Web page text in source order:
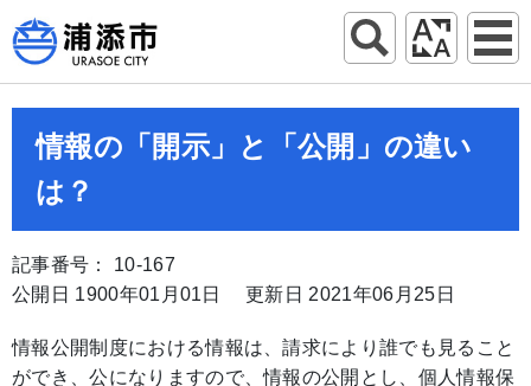
情報の「開示」と「公開」の違い
は？
記事番号： 10-167
公開日 1900年01月01日
更新日 2021年06月25日
情報公開制度における情報は、請求により誰でも見ること
ができ、公になりますので、情報の公開とし、個人情報保